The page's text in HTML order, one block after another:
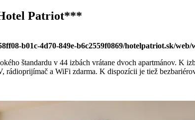
Patriot***
b01c-4d70-849e-b6c2559f0869/hotelpatriot.sk/
štandardu v 44 izbách vrátane dvoch apartmánov. K
rádioprijímač a WiFi zdarma. K dispozícii je tiež